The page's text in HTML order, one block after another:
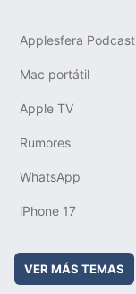
Applesfera Podcast
Mac portátil
Apple TV
Rumores
WhatsApp
iPhone 17
VER MÁS TEMAS